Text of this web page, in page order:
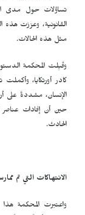
تساؤلات حول مدى
القانونية، وعززت
مثل هذه الحالات.
وقَبِلت المحكمة
كادر أورتكايا،
الإنسان، مشددةً على
حين أن إفادات
الحادث.
الانتهاكات التي تم
واعتبرت المحكمة